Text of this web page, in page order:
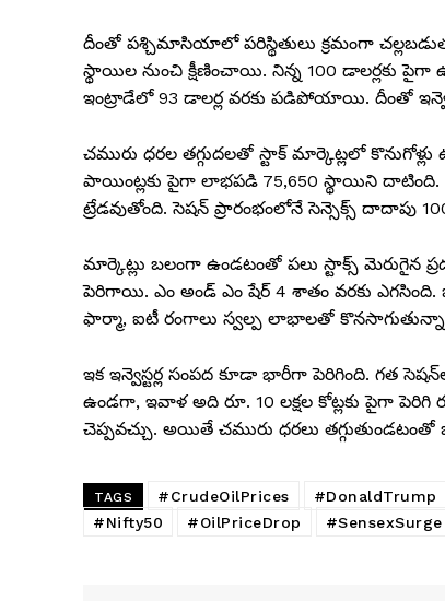
దీంతో పశ్చిమాసియాలో పరిస్థితులు క్రమంగా
స్థాయిల నుంచి క్షీణించాయి. నిన్న 100 డాలర్లకు పైగా
ఇంట్రాడేలో 93 డాలర్ల వరకు పడిపోయాయి. దీంతో
చమురు ధరల తగ్గుదలతో స్టాక్ మార్కెట్లలో
పాయింట్లకు పైగా లాభపడి 75,650 స్థాయిని
ట్రేడవుతోంది. సెషన్ ప్రారంభంలోనే సెన్సెక్స్ దాదాపు
మార్కెట్లు బలంగా ఉండటంతో పలు స్టాక్స్ మెరుగైన
పెరిగాయి. ఎం అండ్ ఎం షేర్ 4 శాతం వరకు ఎగసింది.
ఫార్మా, ఐటీ రంగాలు స్వల్ప లాభాలతో
ఇక ఇన్వెస్టర్ల సంపద కూడా భారీగా పెరిగింది. గత
ఉండగా, ఇవాళ అది రూ. 10 లక్షల కోట్లకు పైగా
చెప్పవచ్చు. అయితే చమురు ధరలు తగ్గుతుండటంతో
TAGS #CrudeOilPrices #DonaldTrump
#Nifty50
#OilPriceDrop #SensexSurge